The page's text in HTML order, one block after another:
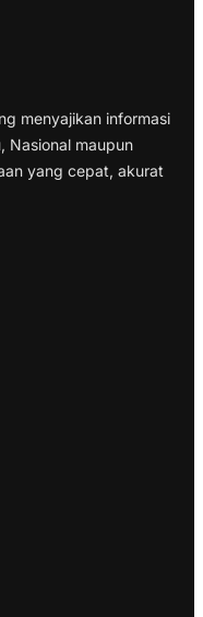
menyajikan informasi
Nasional maupun
yang cepat, akurat